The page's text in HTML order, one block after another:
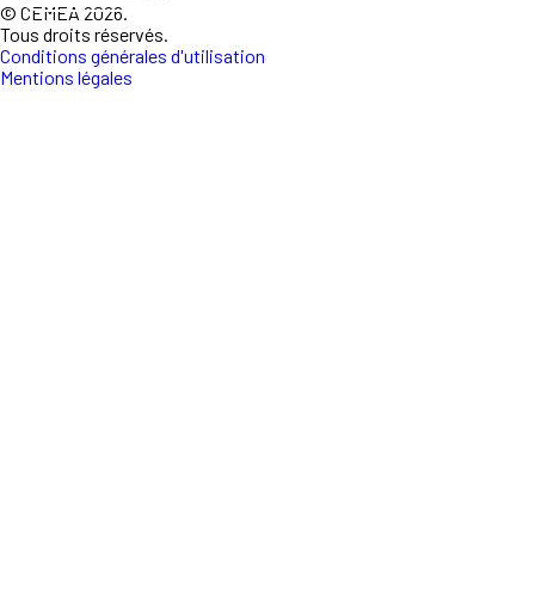
© CEMEA 2026.
Tous droits réservés.
Conditions générales d'utilisation
Mentions légales